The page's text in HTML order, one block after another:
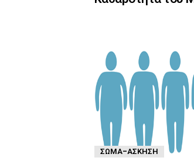
ΣΏΜΑ-ΆΣΚΗΣΗ